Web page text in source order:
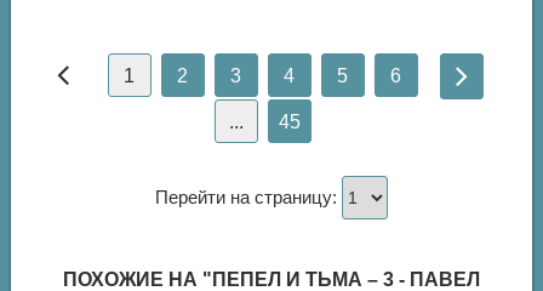
1 2 3 4 5 6
... 45
Перейти на страницу:
ПОХОЖИЕ НА "ПЕПЕЛ И ТЬМА – 3 - ПАВЕЛ